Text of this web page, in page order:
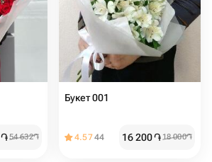
֏54 632֏
Букет 001
4.5744 16 200֏18 000֏